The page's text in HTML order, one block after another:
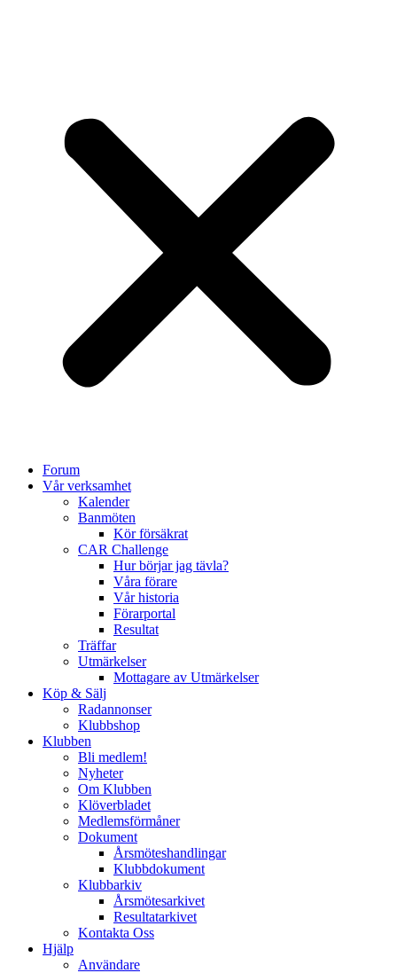
Forum
Vår verksamhet
Kalender
Banmöten
Kör försäkrat
CAR Challenge
Hur börjar jag tävla?
Våra förare
Vår historia
Förarportal
Resultat
Träffar
Utmärkelser
Mottagare av Utmärkelser
Köp & Sälj
Radannonser
Klubbshop
Klubben
Bli medlem!
Nyheter
Om Klubben
Klöverbladet
Medlemsförmåner
Dokument
Årsmöteshandlingar
Klubbdokument
Klubbarkiv
Årsmötesarkivet
Resultatarkivet
Kontakta Oss
Hjälp
Användare